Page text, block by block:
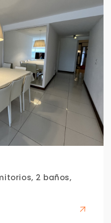
2 baños,